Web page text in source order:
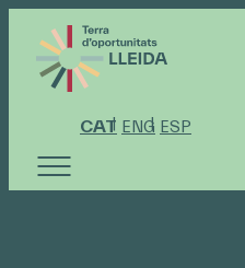
CAT ENG ESP